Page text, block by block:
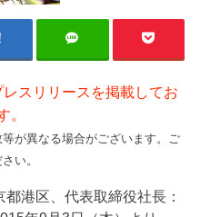
スリリースを掲載してお
。
が異なる場合がございます。ご
い。
港区、代表取締役社長：